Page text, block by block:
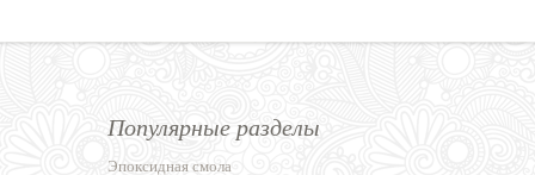
Популярные разделы
Эпоксидная смола